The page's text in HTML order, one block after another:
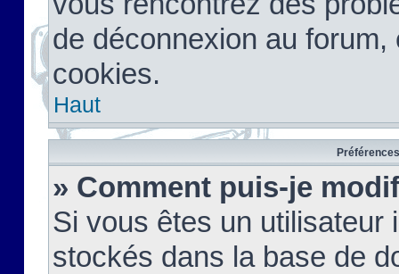
de déconnexion au
cookies.
Haut
» Comment puis-je
Si vous êtes un
stockés dans la base de